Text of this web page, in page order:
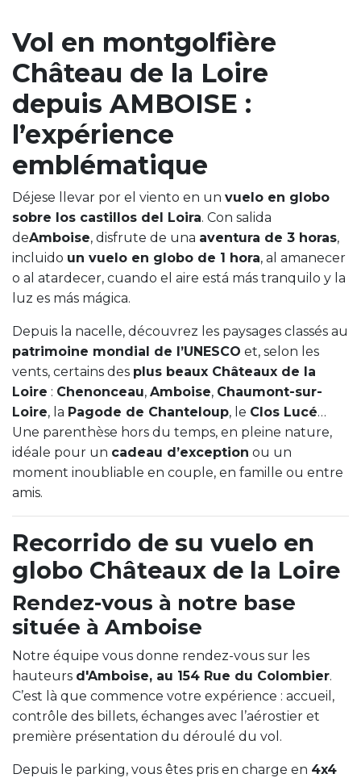
Vol en montgolfière
Château de la Loire
depuis AMBOISE :
l’expérience
emblématique
Déjese llevar por el viento en un vuelo en globo
sobre los castillos del Loira. Con salida
deAmboise, disfrute de una aventura de 3 horas,
incluido un vuelo en globo de 1 hora, al amanecer
o al atardecer, cuando el aire está más tranquilo y la
luz es más mágica.
Depuis la nacelle, découvrez les paysages classés au
patrimoine mondial de l’UNESCO et, selon les
vents, certains des plus beaux Châteaux de la
Loire : Chenonceau, Amboise, Chaumont-sur-
Loire, la Pagode de Chanteloup, le Clos Lucé…
Une parenthèse hors du temps, en pleine nature,
idéale pour un cadeau d’exception ou un
moment inoubliable en couple, en famille ou entre
amis.
Recorrido de su vuelo en
globo Châteaux de la Loire
Rendez-vous à notre base
située à Amboise
Notre équipe vous donne rendez-vous sur les
hauteurs d'Amboise, au 154 Rue du Colombier.
C’est là que commence votre expérience : accueil,
contrôle des billets, échanges avec l’aérostier et
première présentation du déroulé du vol.
Depuis le parking, vous êtes pris en charge en 4x4